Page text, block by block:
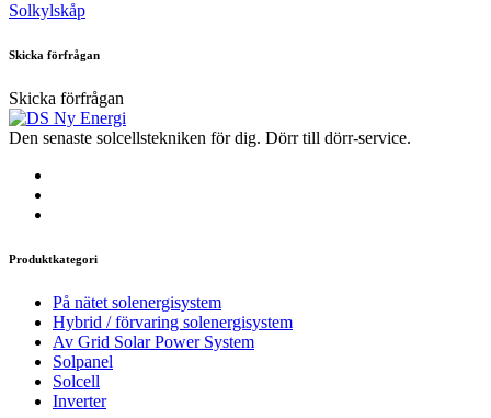
Solkylskåp
Skicka förfrågan
Skicka förfrågan
Den senaste solcellstekniken för dig. Dörr till dörr-service.
Produktkategori
På nätet solenergisystem
Hybrid / förvaring solenergisystem
Av Grid Solar Power System
Solpanel
Solcell
Inverter